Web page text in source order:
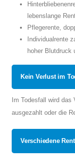
lebenslange
Pflegerente,
Individualrente
hoher Blutdruck
Kein Verlust im
Im Todesfall wird das
ausgezahlt oder die
Verschiedene